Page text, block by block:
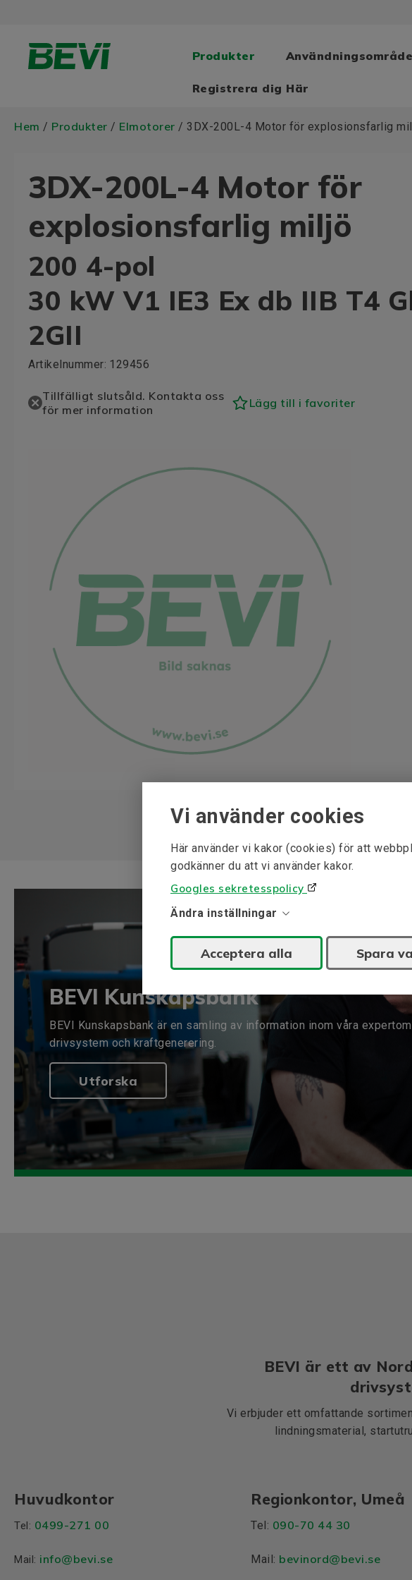
Vi använder cookies
Här använder vi kakor (cookies) för att
godkänner du att vi använder kakor.
Googles sekretesspolicy
Ändra inställningar
Acceptera alla Spara
Produkter
Registrera dig Här
Hem / Produkter / Elmotorer / 3DX-200L-4 Motor för explosionsfarlig
3DX-200L-4 Motor för
explosionsfarlig miljö
200 4-pol
30 kW V1 IE3 Ex db IIB T4
2GII
Artikelnummer: 129456
Tillfälligt slutsåld. Kontakta oss
för mer information
Lägg till i favoriter
BEVI Kunskapsbank
BEVI Kunskapsbank är en samling av information inom våra
drivsystem och kraftgenerering.
Utforska
BEVI är ett av
Vi erbjuder ett omfattande
lindningsmaterial,
Huvudkontor
Tel: 0499-271 00
Mail: info@bevi.se
Regionkontor, Umeå
Tel: 090-70 44 30
Mail: bevinord@bevi.se